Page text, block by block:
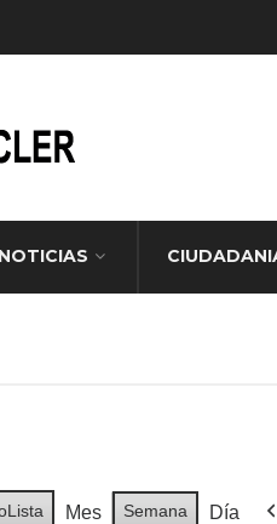
NOTICIAS
Lista Mes Semana Día